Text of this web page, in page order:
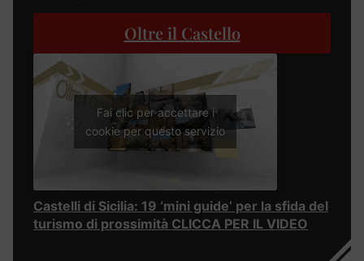
Oltre il Castello
Fai clic per accettare i
cookie per questo servizio
Castelli di Sicilia: 19 ‘mini guide’ per la sfida del
turismo di prossimità CLICCA PER IL VIDEO